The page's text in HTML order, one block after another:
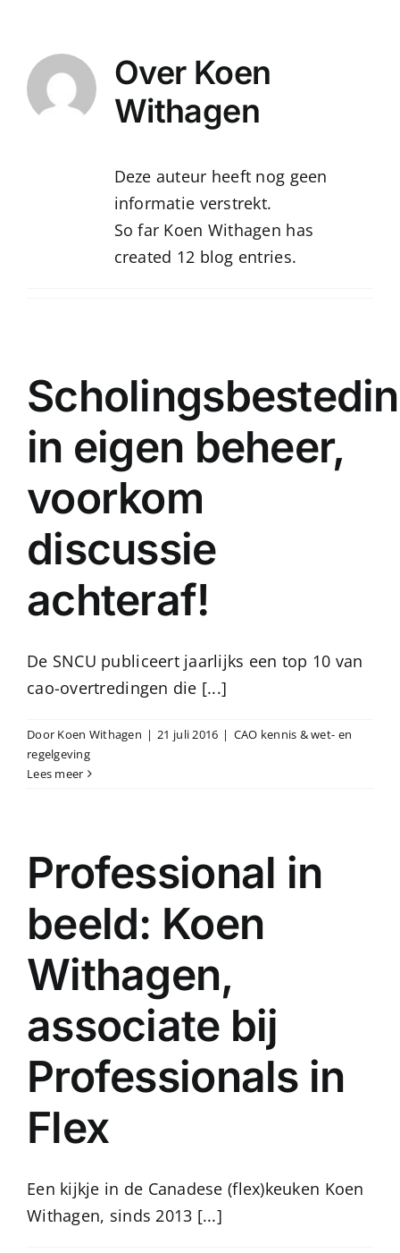
inhoud
Over Koen
Withagen
Deze auteur heeft nog geen
informatie verstrekt.
So far Koen Withagen has
created 12 blog entries.
in eigen beheer,
voorkom
discussie
achteraf!
De SNCU publiceert jaarlijks een top 10 van
cao-overtredingen die [...]
Door Koen Withagen | 21 juli 2016 | CAO kennis & wet- en
regelgeving
Lees meer
Professional in
beeld: Koen
Withagen,
associate bij
Professionals in
Flex
Een kijkje in de Canadese (flex)keuken Koen
Withagen, sinds 2013 [...]